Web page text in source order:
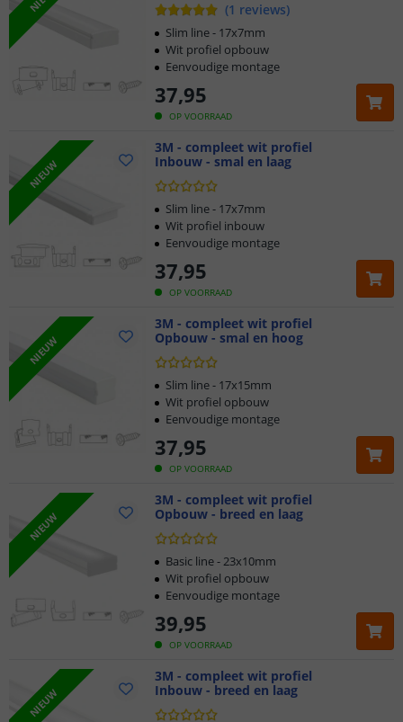
(1 reviews)
OP VOORRAAD
37,95
Slim line - 17x7mm
Wit profiel opbouw
Eenvoudige montage
NIEUW
3M - compleet wit profiel
Inbouw - smal en laag
OP VOORRAAD
37,95
Slim line - 17x7mm
Wit profiel inbouw
Eenvoudige montage
NIEUW
3M - compleet wit profiel
Opbouw - smal en hoog
OP VOORRAAD
37,95
Slim line - 17x15mm
Wit profiel opbouw
Eenvoudige montage
NIEUW
3M - compleet wit profiel
Opbouw - breed en laag
OP VOORRAAD
39,95
Basic line - 23x10mm
Wit profiel opbouw
Eenvoudige montage
NIEUW
3M - compleet wit profiel
Inbouw - breed en laag